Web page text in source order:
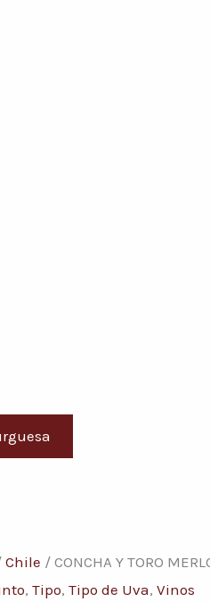
Chile / CONCHA Y TORO
, Tipo, Tipo de Uva, Vinos